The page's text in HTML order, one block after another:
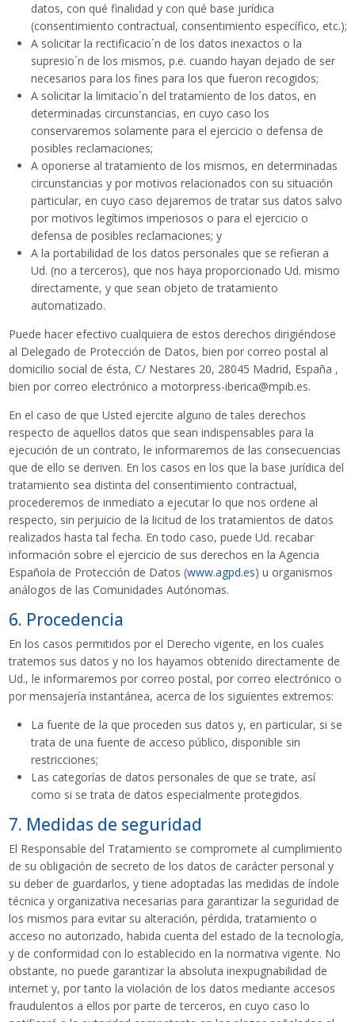
datos, con qué finalidad y con qué base jurídica
(consentimiento contractual, consentimiento específico, etc.);
A solicitar la rectificacio´n de los datos inexactos o la
supresio´n de los mismos, p.e. cuando hayan dejado de ser
necesarios para los fines para los que fueron recogidos;
A solicitar la limitacio´n del tratamiento de los datos, en
determinadas circunstancias, en cuyo caso los
conservaremos solamente para el ejercicio o defensa de
posibles reclamaciones;
A oponerse al tratamiento de los mismos, en determinadas
circunstancias y por motivos relacionados con su situación
particular, en cuyo caso dejaremos de tratar sus datos salvo
por motivos legítimos imperiosos o para el ejercicio o
defensa de posibles reclamaciones; y
A la portabilidad de los datos personales que se refieran a
Ud. (no a terceros), que nos haya proporcionado Ud. mismo
directamente, y que sean objeto de tratamiento
automatizado.
Puede hacer efectivo cualquiera de estos derechos dirigiéndose
al Delegado de Protección de Datos, bien por correo postal al
domicilio social de ésta, C/ Nestares 20, 28045 Madrid, España ,
bien por correo electrónico a motorpress-iberica@mpib.es.
En el caso de que Usted ejercite alguno de tales derechos
respecto de aquellos datos que sean indispensables para la
ejecución de un contrato, le informaremos de las consecuencias
que de ello se deriven. En los casos en los que la base jurídica del
tratamiento sea distinta del consentimiento contractual,
procederemos de inmediato a ejecutar lo que nos ordene al
respecto, sin perjuicio de la licitud de los tratamientos de datos
realizados hasta tal fecha. En todo caso, puede Ud. recabar
información sobre el ejercicio de sus derechos en la Agencia
Española de Protección de Datos (www.agpd.es) u organismos
análogos de las Comunidades Autónomas.
6. Procedencia
En los casos permitidos por el Derecho vigente, en los cuales
tratemos sus datos y no los hayamos obtenido directamente de
Ud., le informaremos por correo postal, por correo electrónico o
por mensajería instantánea, acerca de los siguientes extremos:
La fuente de la que proceden sus datos y, en particular, si se
trata de una fuente de acceso público, disponible sin
restricciones;
Las categorías de datos personales de que se trate, así
como si se trata de datos especialmente protegidos.
7. Medidas de seguridad
El Responsable del Tratamiento se compromete al cumplimiento
de su obligación de secreto de los datos de carácter personal y
su deber de guardarlos, y tiene adoptadas las medidas de índole
técnica y organizativa necesarias para garantizar la seguridad de
los mismos para evitar su alteración, pérdida, tratamiento o
acceso no autorizado, habida cuenta del estado de la tecnología,
y de conformidad con lo establecido en la normativa vigente. No
obstante, no puede garantizar la absoluta inexpugnabilidad de
internet y, por tanto la violación de los datos mediante accesos
fraudulentos a ellos por parte de terceros, en cuyo caso lo